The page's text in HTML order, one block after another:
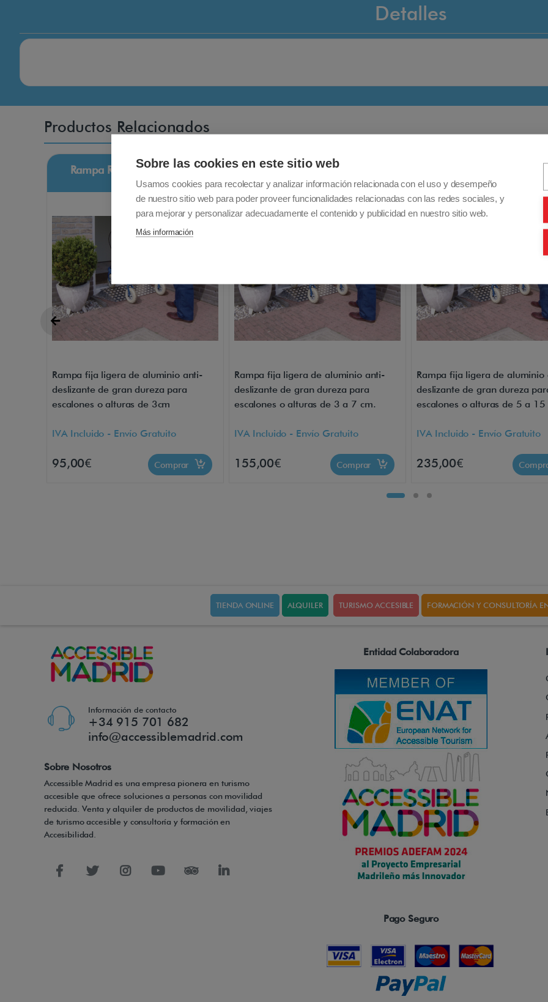
Detalles
Productos Relacionados
Rampa RICMAR umbral de
3cm
Rampa fija ligera de aluminio anti-
deslizante de gran dureza para
escalones o alturas de 3cm
IVA Incluido - Envío Gratuito
95,00€ Comprar
Rampa RICMAR umbral de 3
a 7cm
Rampa fija ligera de aluminio anti-
deslizante de gran dureza para
escalones o alturas de 3 a 7 cm.
IVA Incluido - Envío Gratuito
155,00€ Comprar
de 5 a 15 cm de alto
Rampa fija ligera de aluminio
deslizante de gran dureza
escalones o alturas de 5 a 15
IVA Incluido - Envío Gratuito
235,00€
TIENDA ONLINE ALQUILER TURISMO ACCESIBLE FORMACIÓN Y CONSULTORÍA
Información de contacto
+34 915 701 682
info@accessiblemadrid.com
Sobre Nosotros
Accessible Madrid es una empresa pionera en turismo
accesible que ofrece soluciones a personas con movilidad
reducida. Venta y alquiler de productos de movilidad, viajes
de turismo accesible y consultoría y formación en
Accesibilidad.
Entidad Colaboradora
Pago Seguro
Sobre las cookies en este sitio web
Usamos cookies para recolectar y analizar información relacionada con el uso y desempeño
de nuestro sitio web para poder proveer funcionalidades relacionadas con las redes sociales, y
para mejorar y personalizar adecuadamente el contenido y publicidad en nuestro sitio web.
Más información